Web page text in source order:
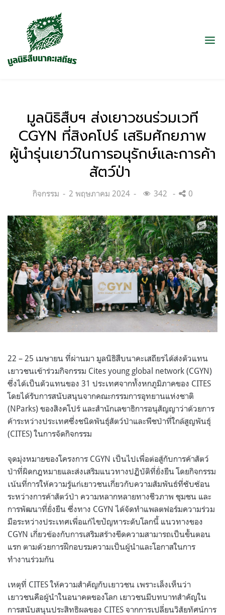
มูลนิธิสืบฯ ส่งเยาวชนร่วมเวที
CGYN ที่สิงคโปร์ เสริมศักยภาพ
ผู้นำรุ่นเยาว์ในการอนุรักษ์และการค้า
สัตว์ป่า
Categories:
กิจกรรม
Posted
2 พฤษภาคม 2024 342 0
22 – 25 เมษายน ที่ผ่านมา มูลนิธิสืบนาคะเสถียรได้ส่งตัวแทน
เยาวชนเข้าร่วมกิจกรรม Cites young global network (CGYN)
ซึ่งได้เป็นตัวแทนของ 31 ประเทศจากทั้งหกภูมิภาคของ CITES
โดยได้รับการสนับสนุนจากคณะกรรมการอุทยานแห่งชาติ
(NParks) ของสิงคโปร์ และสำนักเลขาธิการอนุสัญญาว่าด้วยการ
ค้าระหว่างประเทศซึ่งชนิดพันธุ์สัตว์ป่าและพืชป่าที่ใกล้สูญพันธุ์
(CITES) ในการจัดกิจกรรม
จุดมุ่งหมายของโครงการ CGYN เป็นไปเพื่อต่อสู้กับการค้าสัตว์
ป่าที่ผิดกฎหมายและส่งเสริมแนวทางปฏิบัติที่ยั่งยืน โดยกิจกรรม
เน้นที่การให้ความรู้แก่เยาวชนเกี่ยวกับความสัมพันธ์ที่ซับซ้อน
ระหว่างการค้าสัตว์ป่า ความหลากหลายทางชีวภาพ ชุมชน และ
การพัฒนาที่ยั่งยืน ซึ่งทาง CGYN ได้จัดทำแพลตฟอร์มความร่วม
มือระหว่างประเทศเพื่อแก้ไขปัญหาระดับโลกนี้ แนวทางของ
CGYN เกี่ยวข้องกับการเสริมสร้างขีดความสามารถเป็นขั้นตอน
แรก ตามด้วยการฝึกอบรมความเป็นผู้นำและโอกาสในการ
ทำงานร่วมกัน
เหตุที่ CITES ให้ความสำคัญกับเยาวชน เพราะเล็งเห็นว่า
เยาวชนคือผู้นำในอนาคตของโลก เยาวชนมีบทบาทสำคัญใน
การสนับสนุนประสิทธิผลของ CITES จากการเปลี่ยนวิสัยทัศน์การ